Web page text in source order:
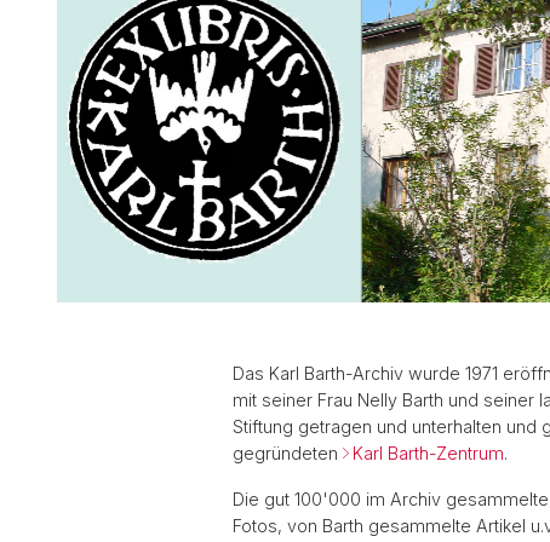
Peterskirche
Karl Barths Wohnorte am St.Alban-Ring
(Residencies)
Das Karl Barth-Archiv wurde 1971
mit seiner Frau Nelly Barth und seiner
Stiftung getragen und unterhalten und
gegründeten
Karl Barth-Zentrum.
Die gut 100'000 im Archiv
Fotos, von Barth gesammelte Artikel